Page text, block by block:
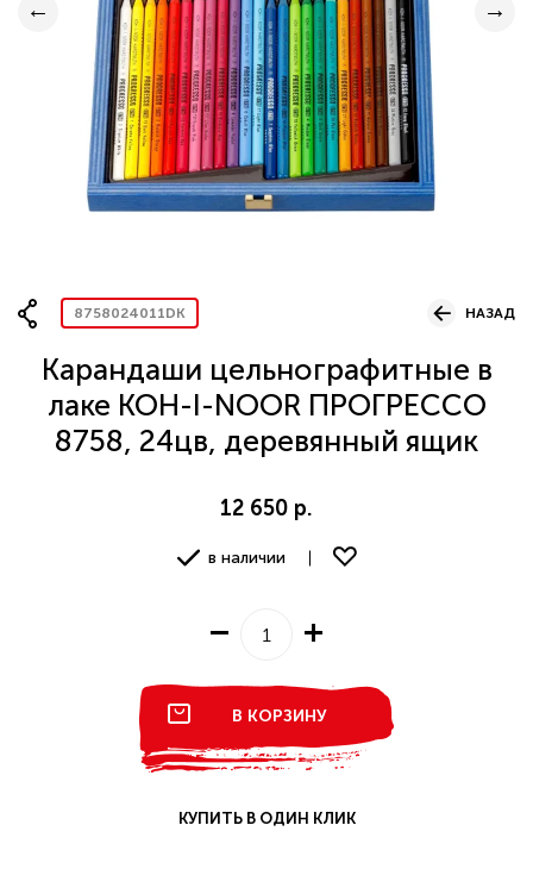
8758024011DK НАЗАД
Карандаши цельнографитные в
лаке KOH-I-NOOR ПРОГРЕССО
8758, 24цв, деревянный ящик
12 650 р.
в наличии
В КОРЗИНУ
КУПИТЬ В ОДИН КЛИК
Вопрос по представительству